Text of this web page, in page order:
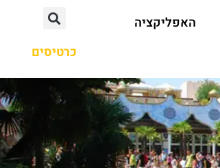
האפליקציה
כרטיסים